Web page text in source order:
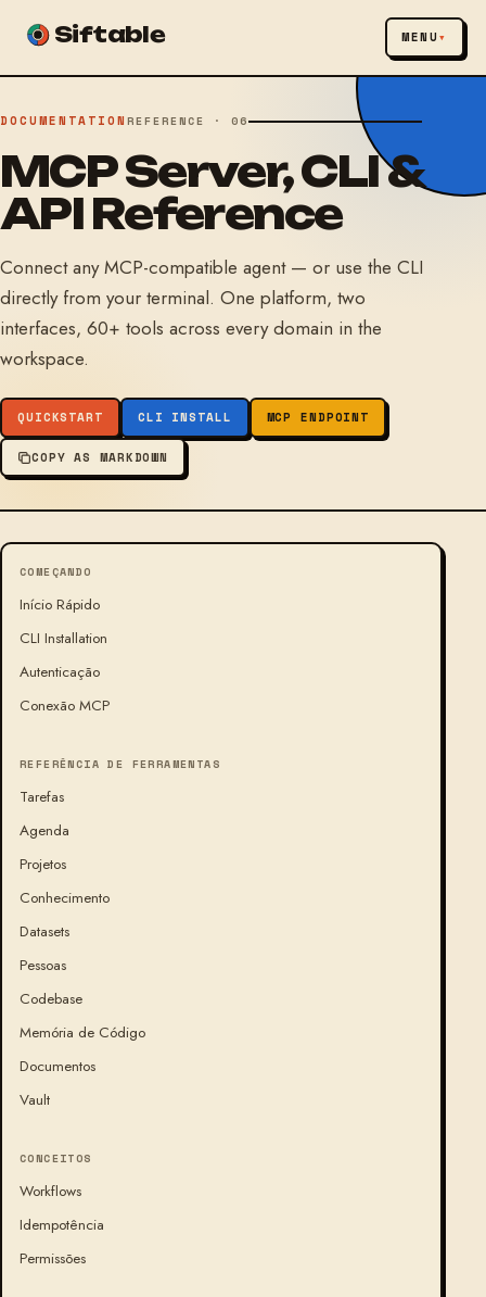
Siftable MENU
DOCUMENTATION REFERENCE · 06
MCP Server, CLI &
API Reference
Connect any MCP-compatible agent — or use the CLI
directly from your terminal. One platform, two
interfaces, 60+ tools across every domain in the
workspace.
QUICKSTART CLI INSTALL MCP ENDPOINT
COPY AS MARKDOWN
COMEÇANDO
Início Rápido
CLI Installation
Autenticação
Conexão MCP
REFERÊNCIA DE FERRAMENTAS
Tarefas
Agenda
Projetos
Conhecimento
Datasets
Pessoas
Codebase
Memória de Código
Documentos
Vault
CONCEITOS
Workflows
Idempotência
Permissões